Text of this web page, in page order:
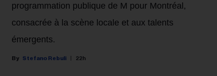
programmation publique de M pour Montréal,
consacrée à la scène locale et aux talents
émergents.
Stefano Rebuli 22h